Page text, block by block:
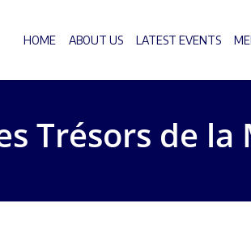
HOME ABOUT US LATEST EVENTS
Trésors de la